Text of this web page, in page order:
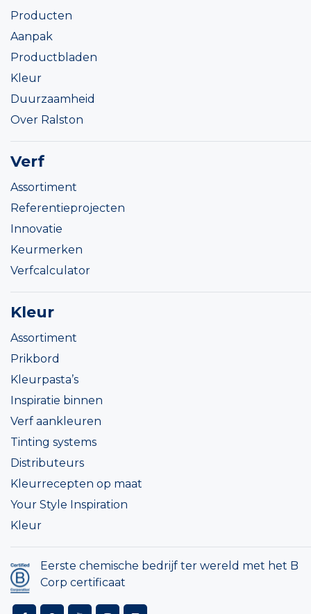
Producten
Aanpak
Productbladen
Kleur
Duurzaamheid
Over Ralston
Verf
Assortiment
Referentieprojecten
Innovatie
Keurmerken
Verfcalculator
Kleur
Assortiment
Prikbord
Kleurpasta’s
Inspiratie binnen
Verf aankleuren
Tinting systems
Distributeurs
Kleurrecepten op maat
Your Style Inspiration
Kleur
Eerste chemische bedrijf ter wereld met het B
Corp certificaat